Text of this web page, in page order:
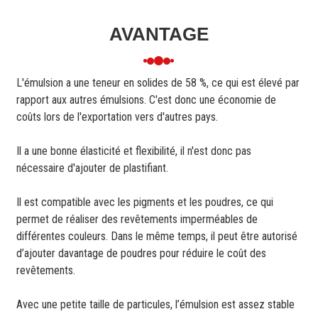
AVANTAGE
L'émulsion a une teneur en solides de 58 %, ce qui est élevé par
rapport aux autres émulsions. C'est donc une économie de
coûts lors de l'exportation vers d'autres pays.
Il a une bonne élasticité et flexibilité, il n'est donc pas
nécessaire d'ajouter de plastifiant.
Il est compatible avec les pigments et les poudres, ce qui
permet de réaliser des revêtements imperméables de
différentes couleurs. Dans le même temps, il peut être autorisé
d’ajouter davantage de poudres pour réduire le coût des
revêtements.
Avec une petite taille de particules, l’émulsion est assez stable